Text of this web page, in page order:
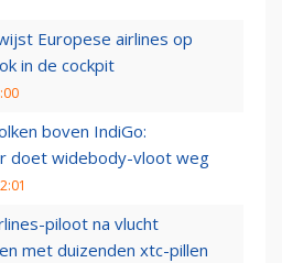
Europese airlines op
in de cockpit
boven IndiGo:
doet widebody-vloot weg
piloot na vlucht
met duizenden xtc-pillen